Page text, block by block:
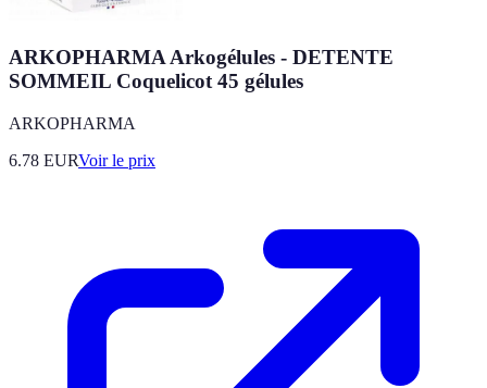
ARKOPHARMA Arkogélules - DETENTE
SOMMEIL Coquelicot 45 gélules
ARKOPHARMA
6.78 EURVoir le prix